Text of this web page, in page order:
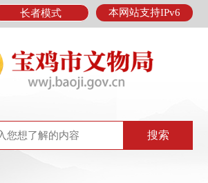
本网站支持IPv6
长者模式